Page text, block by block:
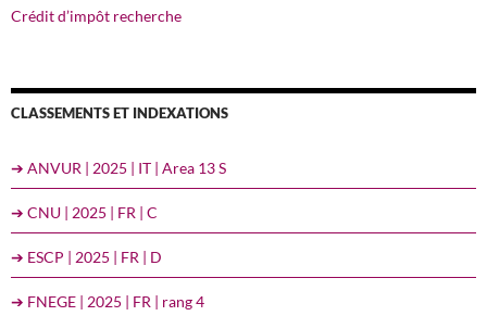
Crédit d’impôt recherche
CLASSEMENTS ET INDEXATIONS
➔ ANVUR | 2025 | IT | Area 13 S
➔ CNU | 2025 | FR | C
➔ ESCP | 2025 | FR | D
➔ FNEGE | 2025 | FR | rang 4